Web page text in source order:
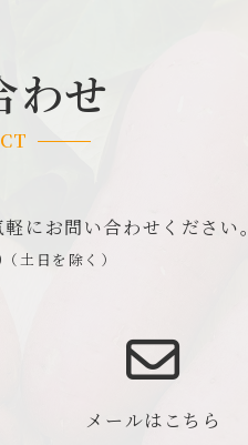
わせ
にお問い合わせください。
土日を除く）
メールはこちら